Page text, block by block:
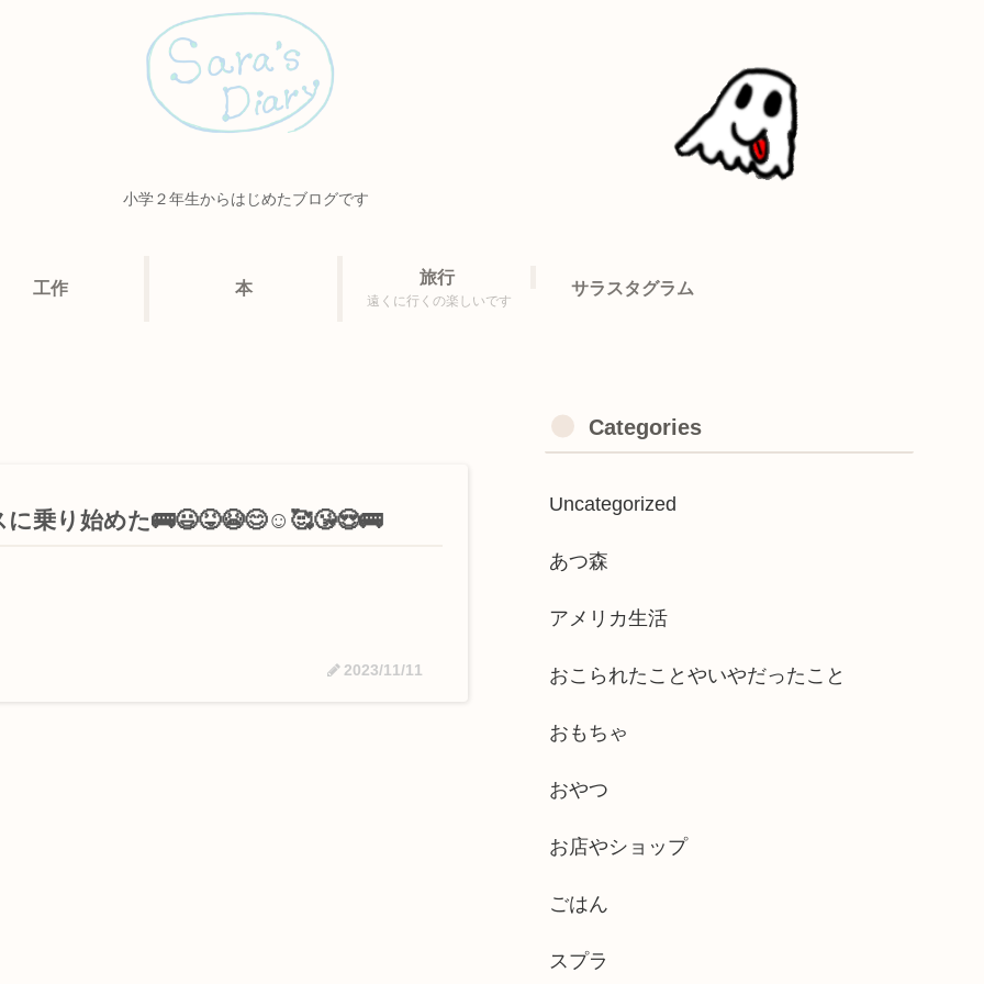
小学２年生からはじめたブログです
工作 本
旅行
遠くに行くの楽しいです
サラスタグラム
に乗り始めた🚌😃😝😭😊☺️🥰😘😍🚌
2023/11/11
Categories
Uncategorized
あつ森
アメリカ生活
おこられたことやいやだったこと
おもちゃ
おやつ
お店やショップ
ごはん
スプラ